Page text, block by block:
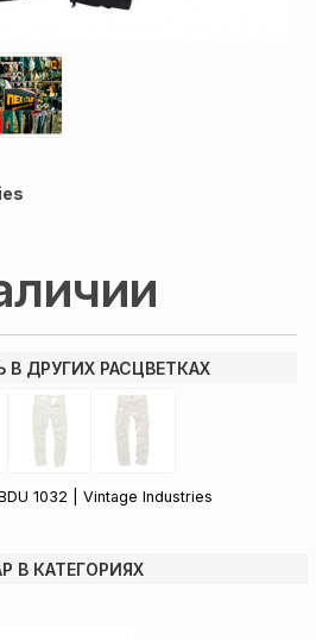
ДРУГИХ РАСЦВЕТКАХ
1032 | Vintage Industries
В КАТЕГОРИЯХ